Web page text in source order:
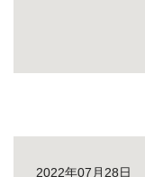
2022年07月28日